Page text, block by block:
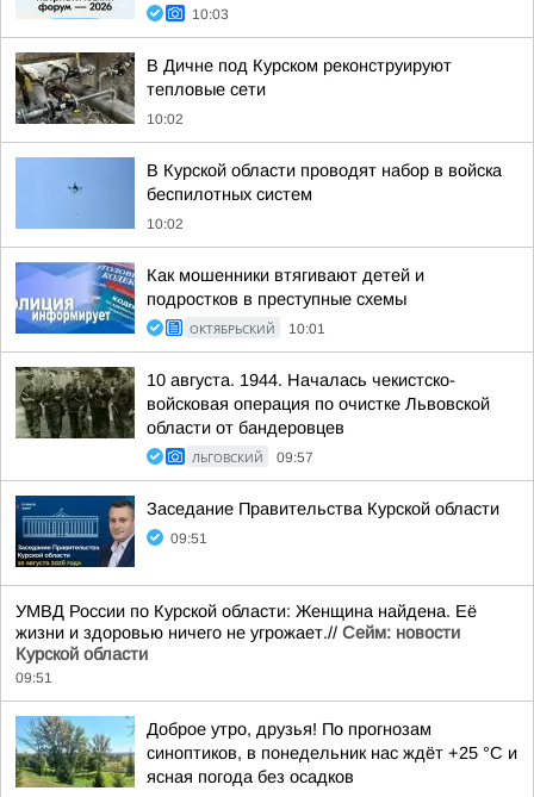
10:03
В Дичне под Курском реконструируют
тепловые сети
10:02
В Курской области проводят набор в войска
беспилотных систем
10:02
Как мошенники втягивают детей и
подростков в преступные схемы
ОКТЯБРЬСКИЙ 10:01
10 августа. 1944. Началась чекистско-
войсковая операция по очистке Львовской
области от бандеровцев
ЛЬГОВСКИЙ 09:57
Заседание Правительства Курской области
09:51
УМВД России по Курской области: Женщина найдена. Её
жизни и здоровью ничего не угрожает.// Сейм: новости
Курской области
09:51
Доброе утро, друзья! По прогнозам
синоптиков, в понедельник нас ждёт +25 °C и
ясная погода без осадков